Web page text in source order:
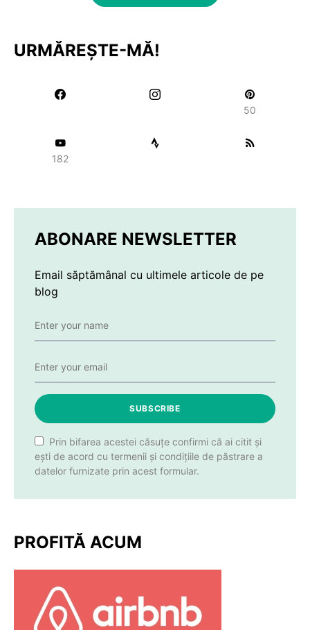
URMĂREȘTE-MĂ!
50
182
ABONARE NEWSLETTER
Email săptămânal cu ultimele articole de pe
blog
SUBSCRIBE
Prin bifarea acestei căsuțe confirmi că ai citit și
ești de acord cu termenii și condițiile de păstrare a
datelor furnizate prin acest formular.
PROFITĂ ACUM